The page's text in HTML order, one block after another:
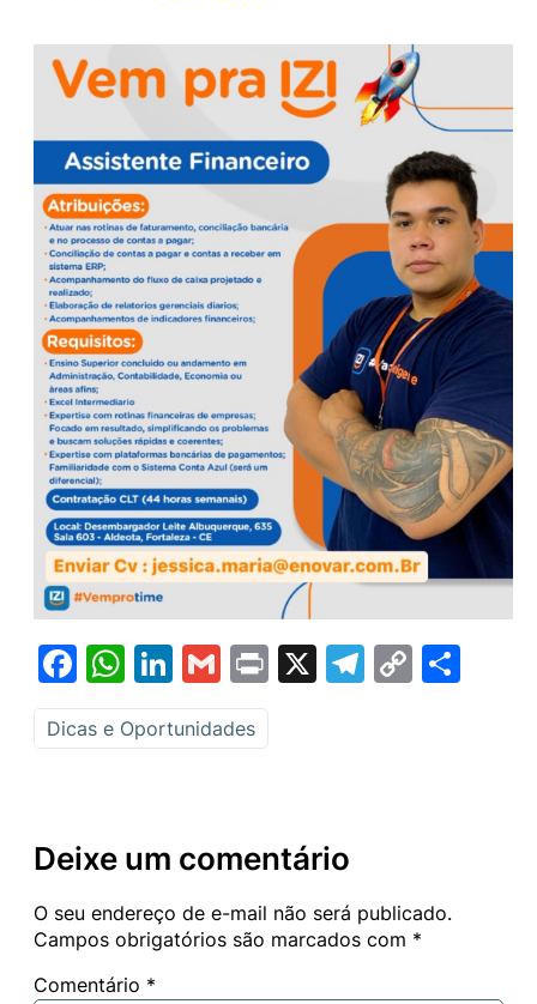
Facebook
WhatsApp
LinkedIn
GmailPrint
X Telegram
Copy
Dicas e Oportunidades
Deixe um comentário
O seu endereço de e-mail não será publicado.
Campos obrigatórios são marcados com *
Comentário *